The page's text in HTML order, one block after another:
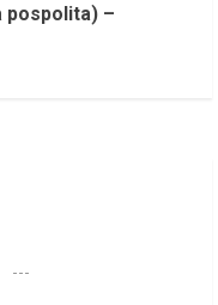
pospolita) –